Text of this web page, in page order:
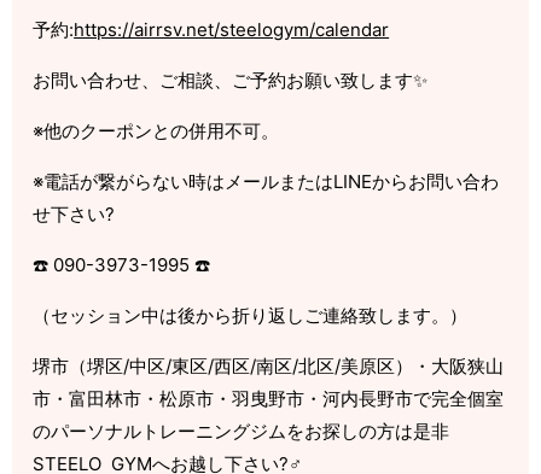
予約:https://airrsv.net/steelogym/calendar
お問い合わせ、ご相談、ご予約お願い致します✨
※他のクーポンとの併用不可。
※電話が繋がらない時はメールまたはLINEからお問い合わ
せ下さい?
☎️ 090-3973-1995 ☎️
（セッション中は後から折り返しご連絡致します。）
堺市（堺区/中区/東区/西区/南区/北区/美原区）・大阪狭山
市・富田林市・松原市・羽曳野市・河内長野市で完全個室
のパーソナルトレーニングジムをお探しの方は是非
STEELO GYMへお越し下さい?‍♂️